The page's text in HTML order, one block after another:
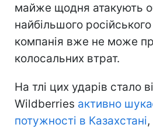
майже щодня атакують
найбільшого
компанія вже не може
колосальних втрат.
На тлі цих ударів стало
Wildberries активно
потужності в Казахстані